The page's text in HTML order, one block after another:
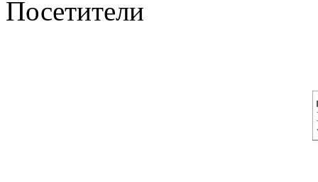
Посетители